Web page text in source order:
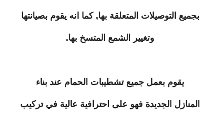
بجميع التوصيلات المتعلقة بها, كما انه يقوم بصيانتها
وتغيير الشمع المتسخ بها.
يقوم بعمل جميع تشطيبات الحمام عند بناء
المنازل الجديدة فهو على احترافية عالية في تركيب